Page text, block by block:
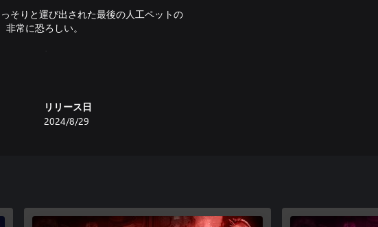
そりと運び出された最後の人工ペットの
常に恐ろしい。
けない仲間など、ヒーローらしからぬ
のように鋭い大人のユーモアが満載！
、スピンを駆使して、最大級の災厄と
るぞ。
物やカミソリのように鋭い武器も。ア
最も残忍かつスタイリッシュな方法で蹂
リリース日
2024/8/29